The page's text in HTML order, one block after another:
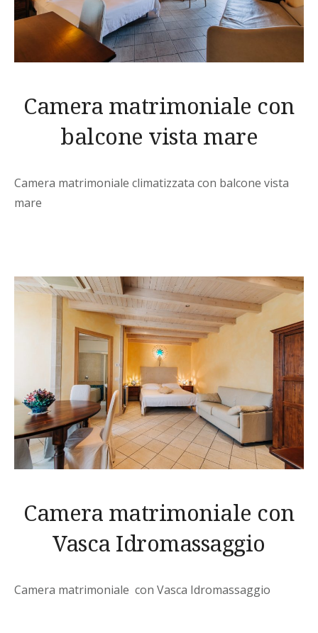
Camera matrimoniale con
balcone vista mare
Camera matrimoniale climatizzata con balcone vista
mare
Camera matrimoniale con
Vasca Idromassaggio
Camera matrimoniale con Vasca Idromassaggio